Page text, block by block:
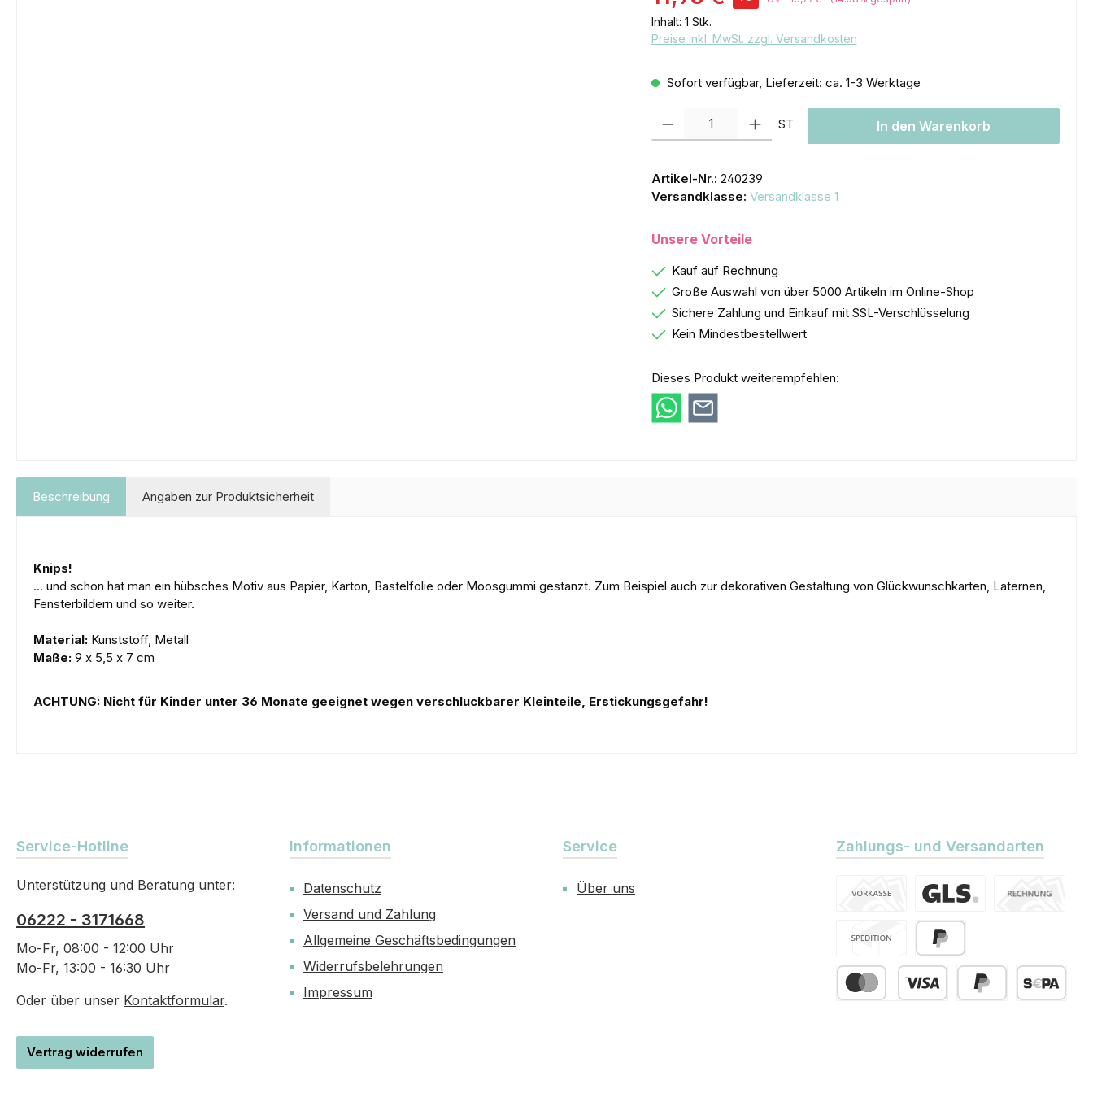
Inhalt: 1 Stk.
Preise inkl. MwSt. zzgl. Versandkosten
Sofort verfügbar, Lieferzeit: ca. 1-3 Werktage
Produkt Anzahl: Gib den gewünschten Wert ein oder benutze die Schaltflächen
ST In den Warenkorb
Artikel-Nr.: 240239
Versandklasse: Versandklasse 1
Unsere Vorteile
Kauf auf Rechnung
Große Auswahl von über 5000 Artikeln im Online-Shop
Sichere Zahlung und Einkauf mit SSL-Verschlüsselung
Kein Mindestbestellwert
Dieses Produkt weiterempfehlen:
Beschreibung Angaben zur Produktsicherheit
Knips!
... und schon hat man ein hübsches Motiv aus Papier, Karton, Bastelfolie oder Moosgummi gestanzt. Zum Beispiel auch zur dekorativen Gestaltung von Glückwunschkarten, Laternen,
Fensterbildern und so weiter.
Material: Kunststoff, Metall
Maße: 9 x 5,5 x 7 cm
ACHTUNG: Nicht für Kinder unter 36 Monate geeignet wegen verschluckbarer Kleinteile, Erstickungsgefahr!
Service-Hotline
Unterstützung und Beratung unter:
06222 - 3171668
Mo-Fr, 08:00 - 12:00 Uhr
Mo-Fr, 13:00 - 16:30 Uhr
Oder über unser Kontaktformular.
Vertrag widerrufen
Informationen
Datenschutz
Versand und Zahlung
Allgemeine Geschäftsbedingungen
Widerrufsbelehrungen
Impressum
Service
Über uns
Zahlungs- und Versandarten
PayPal
Standard
Spedition